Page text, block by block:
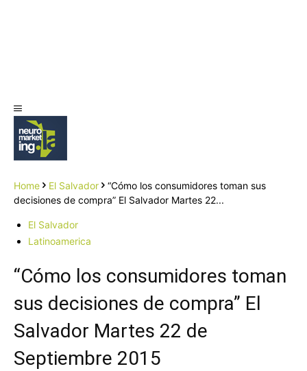
Home El Salvador
“Cómo los consumidores toman sus
decisiones de compra” El Salvador Martes 22...
El Salvador
Latinoamerica
“Cómo los consumidores toman
sus decisiones de compra” El
Salvador Martes 22 de
Septiembre 2015